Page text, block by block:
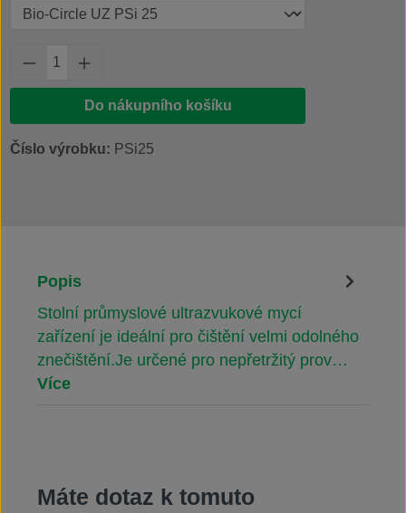
Množství produktu: Zadejte požadované
Do nákupního košíku
Číslo výrobku: PSi25
Popis
Stolní průmyslové ultrazvukové mycí
zařízení je ideální pro čištění velmi odolného
znečištění.Je určené pro nepřetržitý prov…
Více
Máte dotaz k tomuto